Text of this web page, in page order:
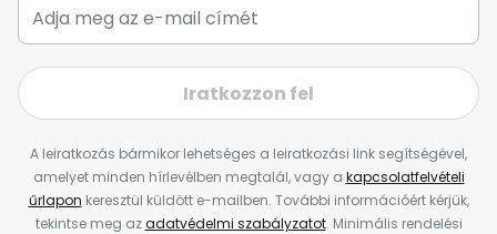
Iratkozzon fel
A leiratkozás bármikor lehetséges a leiratkozási link segítségével,
amelyet minden hírlevélben megtalál, vagy a kapcsolatfelvételi
űrlapon keresztül küldött e-mailben. További információért kérjük,
tekintse meg azadatvédelmi szabályzatot. Minimális rendelési